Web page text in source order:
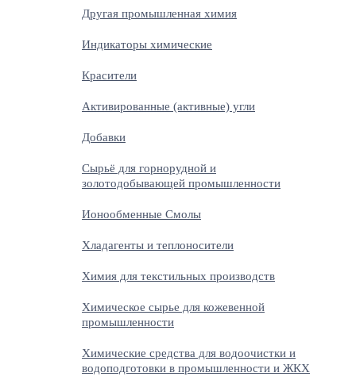
Другая промышленная химия
Индикаторы химические
Красители
Активированные (активные) угли
Добавки
Сырьё для горнорудной и
золотодобывающей промышленности
Ионообменные Смолы
Хладагенты и теплоносители
Химия для текстильных производств
Химическое сырье для кожевенной
промышленности
Химические средства для водоочистки и
водоподготовки в промышленности и ЖКХ